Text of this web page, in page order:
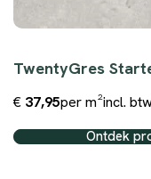
TwentyGres
€ 37,95per m²incl.
Ontdek